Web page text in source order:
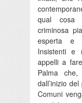
qual cosa
criminosa
esperta e
Insistenti e
appelli a
Palma
dall’inizio
Comuni